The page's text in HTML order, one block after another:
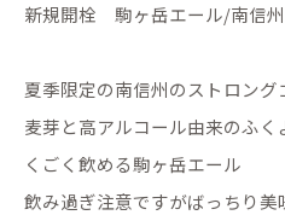
新規開栓 駒ヶ岳エール/南信
夏季限定の南信州のストロン
麦芽と高アルコール由来のふ
くごく飲める駒ヶ岳エール
飲み過ぎ注意ですがばっちり